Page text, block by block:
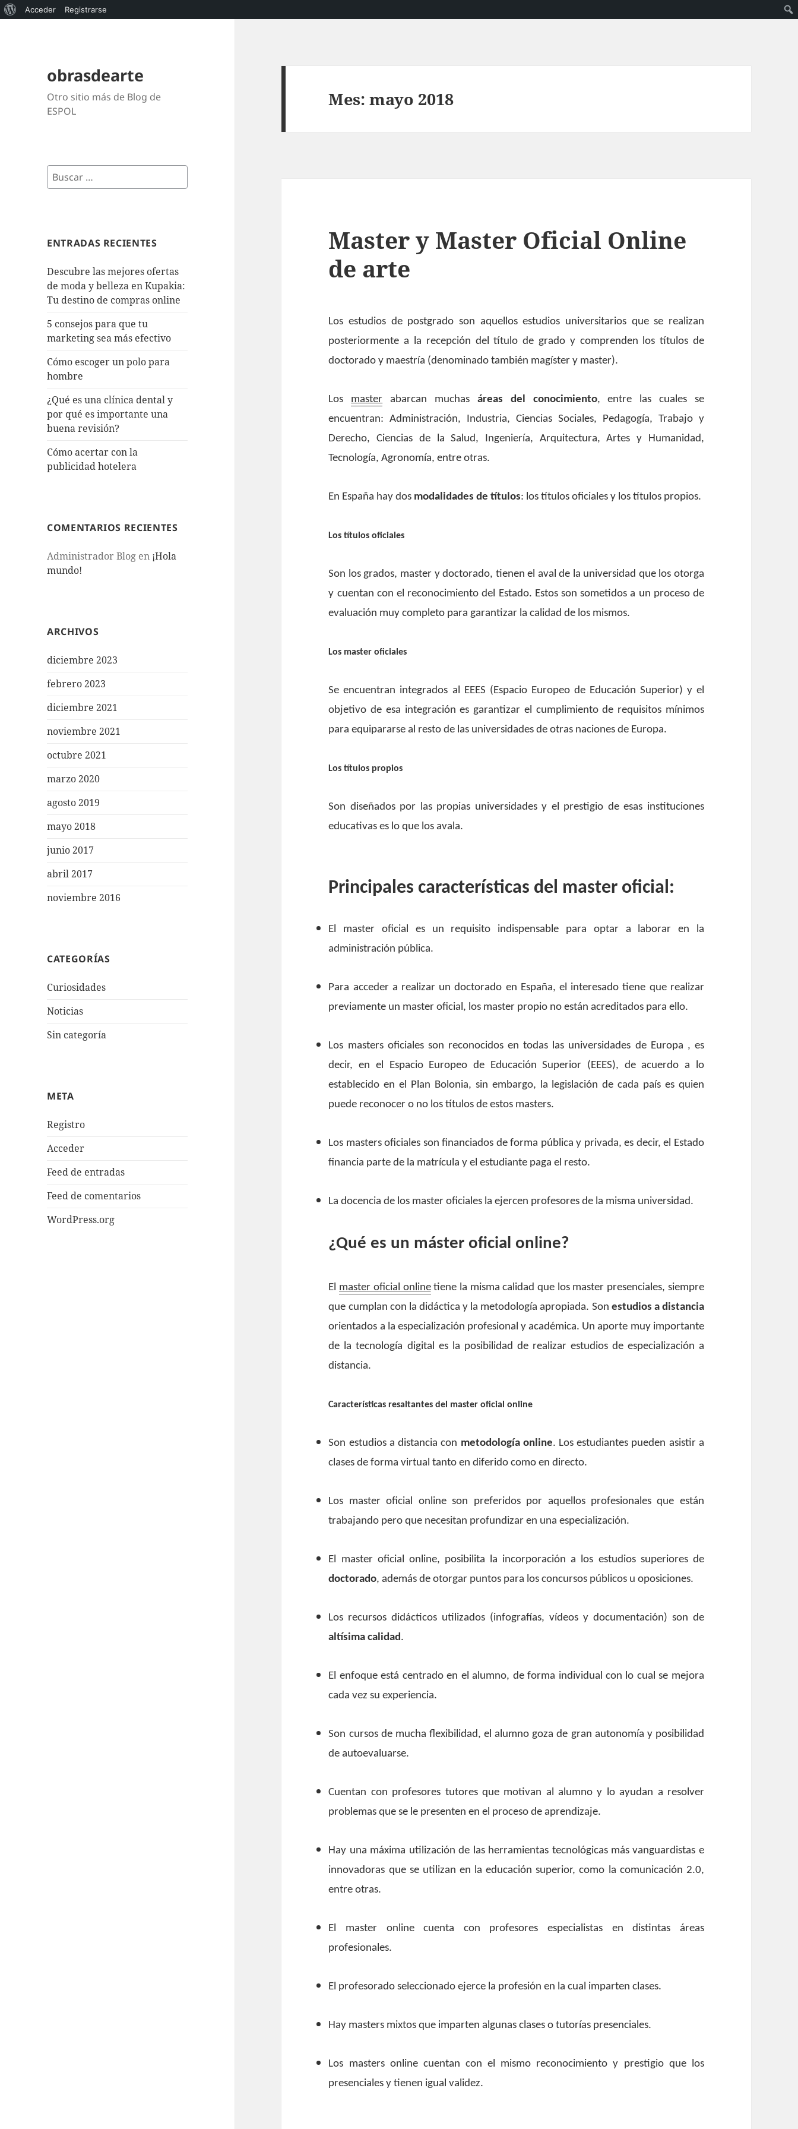
Acerca
Acceder Registrarse
obrasdearte
Otro sitio más de Blog de
ESPOL
Buscar:
ENTRADAS RECIENTES
Descubre las mejores ofertas
de moda y belleza en Kupakia:
Tu destino de compras online
5 consejos para que tu
marketing sea más efectivo
Cómo escoger un polo para
hombre
¿Qué es una clínica dental y
por qué es importante una
buena revisión?
Cómo acertar con la
publicidad hotelera
COMENTARIOS RECIENTES
Administrador Blog en ¡Hola
mundo!
ARCHIVOS
diciembre 2023
febrero 2023
diciembre 2021
noviembre 2021
octubre 2021
marzo 2020
agosto 2019
mayo 2018
junio 2017
abril 2017
noviembre 2016
CATEGORÍAS
Curiosidades
Noticias
Sin categoría
META
Registro
Acceder
Feed de entradas
Feed de comentarios
WordPress.org
Mes:mayo 2018
Master y Master Oficial Online
de arte
Los estudios de postgrado son aquellos estudios universitarios que se realizan
posteriormente a la recepción del título de grado y comprenden los títulos de
doctorado y maestría (denominado también magíster y master).
Los master abarcan muchas áreas del conocimiento, entre las cuales se
encuentran: Administración, Industria, Ciencias Sociales, Pedagogía, Trabajo y
Derecho, Ciencias de la Salud, Ingeniería, Arquitectura, Artes y Humanidad,
Tecnología, Agronomía, entre otras.
En España hay dos modalidades de títulos: los títulos oficiales y los títulos propios.
Los títulos oficiales
Son los grados, master y doctorado, tienen el aval de la universidad que los otorga
y cuentan con el reconocimiento del Estado. Estos son sometidos a un proceso de
evaluación muy completo para garantizar la calidad de los mismos.
Los master oficiales
Se encuentran integrados al EEES (Espacio Europeo de Educación Superior) y el
objetivo de esa integración es garantizar el cumplimiento de requisitos mínimos
para equipararse al resto de las universidades de otras naciones de Europa.
Los títulos propios
Son diseñados por las propias universidades y el prestigio de esas instituciones
educativas es lo que los avala.
Principales características del master oficial:
El master oficial es un requisito indispensable para optar a laborar en la
administración pública.
Para acceder a realizar un doctorado en España, el interesado tiene que realizar
previamente un master oficial, los master propio no están acreditados para ello.
Los masters oficiales son reconocidos en todas las universidades de Europa , es
decir, en el Espacio Europeo de Educación Superior (EEES), de acuerdo a lo
establecido en el Plan Bolonia, sin embargo, la legislación de cada país es quien
puede reconocer o no los títulos de estos masters.
Los masters oficiales son financiados de forma pública y privada, es decir, el Estado
financia parte de la matrícula y el estudiante paga el resto.
La docencia de los master oficiales la ejercen profesores de la misma universidad.
¿Qué es un máster oficial online?
El master oficial onlinetiene la misma calidad que los master presenciales, siempre
que cumplan con la didáctica y la metodología apropiada. Son estudios a distancia
orientados a la especialización profesional y académica. Un aporte muy importante
de la tecnología digital es la posibilidad de realizar estudios de especialización a
distancia.
Características resaltantes del master oficial online
Son estudios a distancia con metodología online. Los estudiantes pueden asistir a
clases de forma virtual tanto en diferido como en directo.
Los master oficial online son preferidos por aquellos profesionales que están
trabajando pero que necesitan profundizar en una especialización.
El master oficial online, posibilita la incorporación a los estudios superiores de
doctorado, además de otorgar puntos para los concursos públicos u oposiciones.
Los recursos didácticos utilizados (infografías, vídeos y documentación) son de
altísima calidad.
El enfoque está centrado en el alumno, de forma individual con lo cual se mejora
cada vez su experiencia.
Son cursos de mucha flexibilidad, el alumno goza de gran autonomía y posibilidad
de autoevaluarse.
Cuentan con profesores tutores que motivan al alumno y lo ayudan a resolver
problemas que se le presenten en el proceso de aprendizaje.
Hay una máxima utilización de las herramientas tecnológicas más vanguardistas e
innovadoras que se utilizan en la educación superior, como la comunicación 2.0,
entre otras.
El master online cuenta con profesores especialistas en distintas áreas
profesionales.
El profesorado seleccionado ejerce la profesión en la cual imparten clases.
Hay masters mixtos que imparten algunas clases o tutorías presenciales.
Los masters online cuentan con el mismo reconocimiento y prestigio que los
presenciales y tienen igual validez.